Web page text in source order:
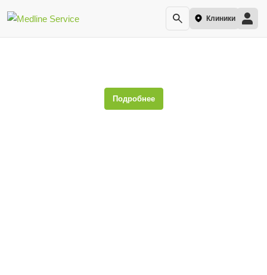
Клиники
Подробнее